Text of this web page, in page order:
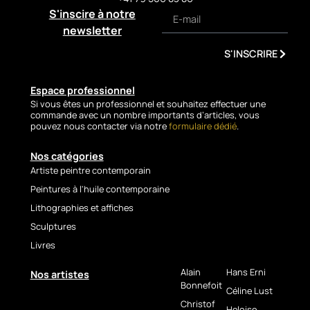
intimate emotion of a refuge
nestled in the heart of winter.
Technical Sheet
Title:
Technique: Acrylic painting
with palette knife
Support: Canvas
Artwork: Original
Signature: Yes
– Hochalpines
Refugium
S'inscire à notre
newsletter
S'INSCRIRE
Nos catégories
Artiste peintre contemporain
Peintures à l'huile contemporaine
Lithographies et affiches
Sculptures
Livres
Nos artistes
Alain
Bonnefoit
Christof
Hans Erni
Céline Lust
Espace professionnel
Si vous êtes un professionnel et souhaitez effectuer une
commande avec un nombre importants d’articles, vous
pouvez nous contacter via notreformulaire dédié.